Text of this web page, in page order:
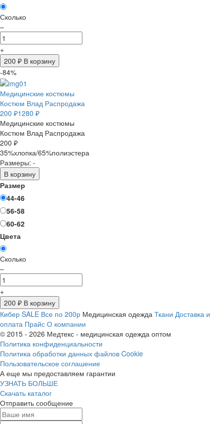
Сколько
–
+
200 ₽ В корзину
-84%
Медицинские костюмы
Костюм Влад Распродажа
200 ₽1280 ₽
Медицинские костюмы
Костюм Влад Распродажа
200 ₽
35%хлопка/65%полиэстера
Размеры: -
В корзину
Размер
44-46
56-58
60-62
Цвета
Сколько
–
+
200 ₽ В корзину
Кибер SALE Все по 200р Медицинская одежда Ткани Доставка и
оплата Прайс О компании
© 2015 - 2026 Медтекс - медицинская одежда оптом
Политика конфиденциальности
Политика обработки данных файлов Cookie
Пользовательское соглашение
А еще мы предоставляем гарантии
УЗНАТЬ БОЛЬШЕ
Скачать каталог
Отправить сообщение